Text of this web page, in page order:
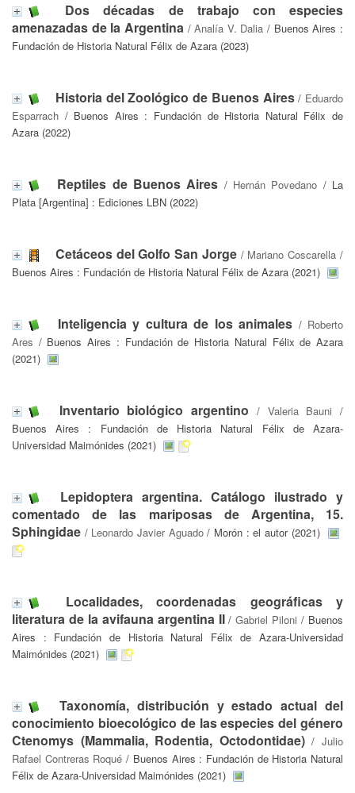
Dos décadas de trabajo con especies
amenazadas de la Argentina/Analía V. Dalia / Buenos Aires :
Fundación de Historia Natural Félix de Azara (2023)
Historia del Zoológico de Buenos Aires/ Eduardo
Esparrach / Buenos Aires : Fundación de Historia Natural Félix de
Azara (2022)
Reptiles de Buenos Aires / Hernán Povedano / La
Plata [Argentina] : Ediciones LBN (2022)
Cetáceos del Golfo San Jorge/ Mariano Coscarella /
Buenos Aires : Fundación de Historia Natural Félix de Azara (2021)
Inteligencia y cultura de los animales / Roberto
Ares / Buenos Aires : Fundación de Historia Natural Félix de Azara
(2021)
Inventario biológico argentino / Valeria Bauni /
Buenos Aires : Fundación de Historia Natural Félix de Azara-
Universidad Maimónides (2021)
Lepidoptera argentina. Catálogo ilustrado y
comentado de las mariposas de Argentina, 15.
Sphingidae / Leonardo Javier Aguado/ Morón : el autor (2021)
Localidades, coordenadas geográficas y
literatura de la avifauna argentina II/Gabriel Piloni / Buenos
Aires : Fundación de Historia Natural Félix de Azara-Universidad
Maimónides (2021)
Taxonomía, distribución y estado actual del
conocimiento bioecológico de las especies del género
Ctenomys (Mammalia, Rodentia, Octodontidae)/Julio
Rafael Contreras Roqué / Buenos Aires : Fundación de Historia Natural
Félix de Azara-Universidad Maimónides (2021)